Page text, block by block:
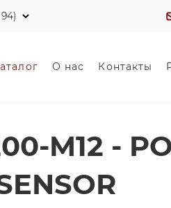
О нас Контакты
M12 -